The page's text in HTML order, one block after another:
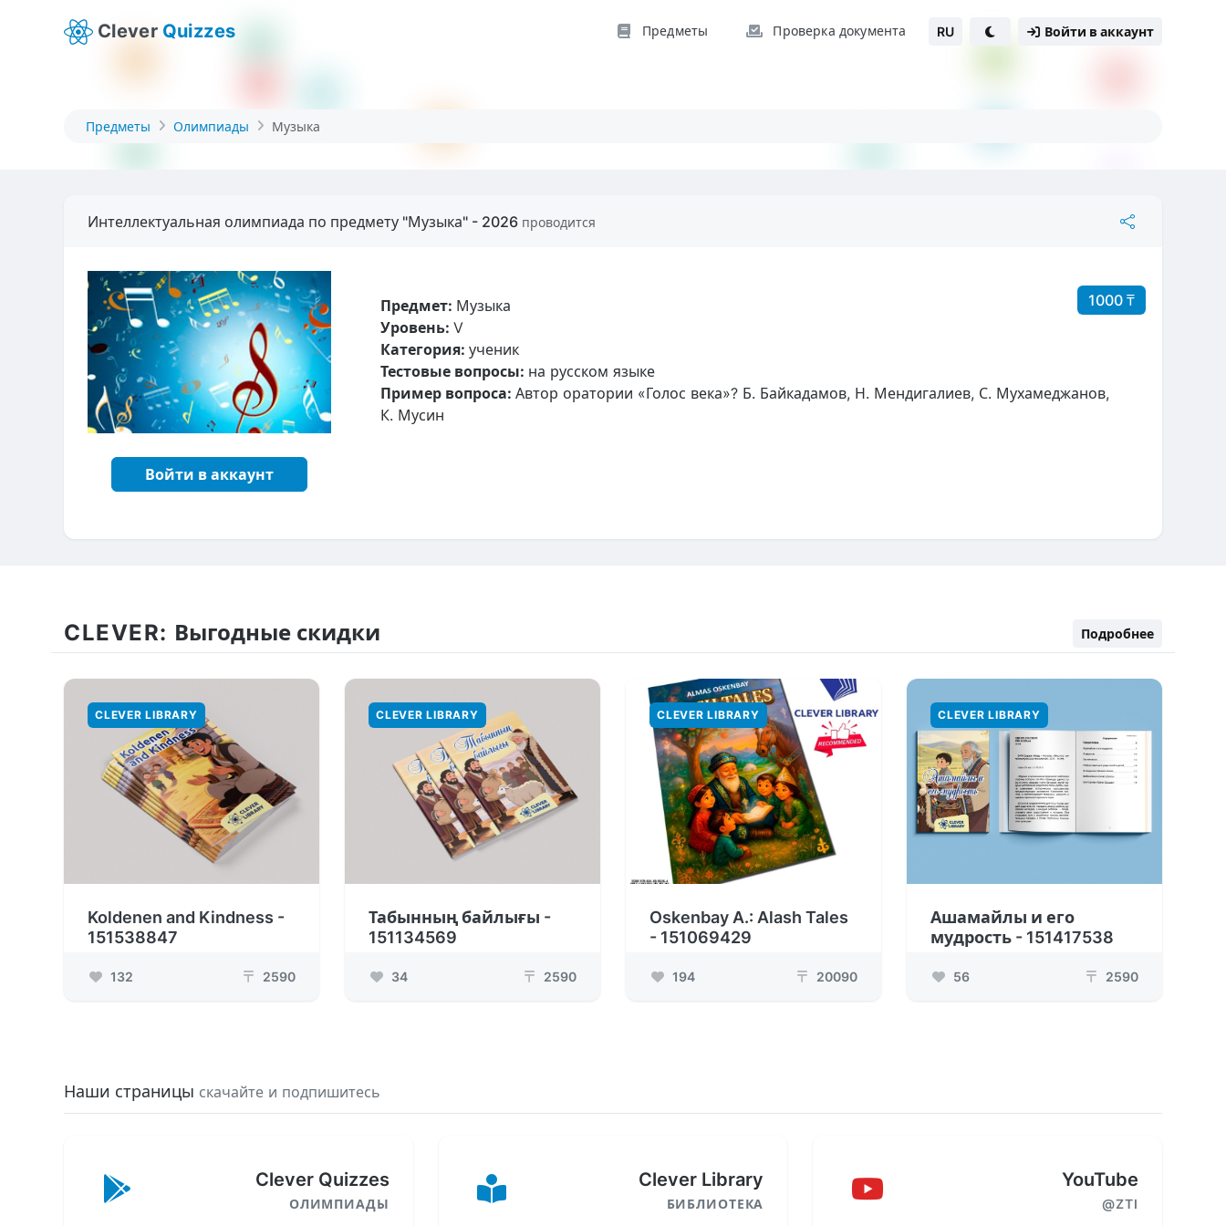
Clever Quizzes Предметы Проверка документа RU Войти в аккаунт
Предметы Олимпиады Музыка
Интеллектуальная олимпиада по предмету "Музыка" - 2026 проводится
Войти в аккаунт
1000 ₸
Предмет: Музыка
Уровень: V
Категория: ученик
Тестовые вопросы: на русском языке
Пример вопроса: Автор оратории «Голос века»? Б. Байкадамов, Н. Мендигалиев, С. Мухамеджанов,
К. Мусин
CLEVER: Выгодные скидки Подробнее
CLEVER LIBRARY
Koldenen and Kindness -
151538847
132 ₸ 2590
CLEVER LIBRARY
Табынның байлығы -
151134569
34 ₸ 2590
CLEVER LIBRARY
Oskenbay A.: Alash Tales
- 151069429
194 ₸ 20090
CLEVER LIBRARY
Ашамайлы и его
мудрость - 151417538
56 ₸ 2590
Наши страницы скачайте и подпишитесь
Clever Quizzes
ОЛИМПИАДЫ
Clever Library
БИБЛИОТЕКА
YouTube
@ZTI